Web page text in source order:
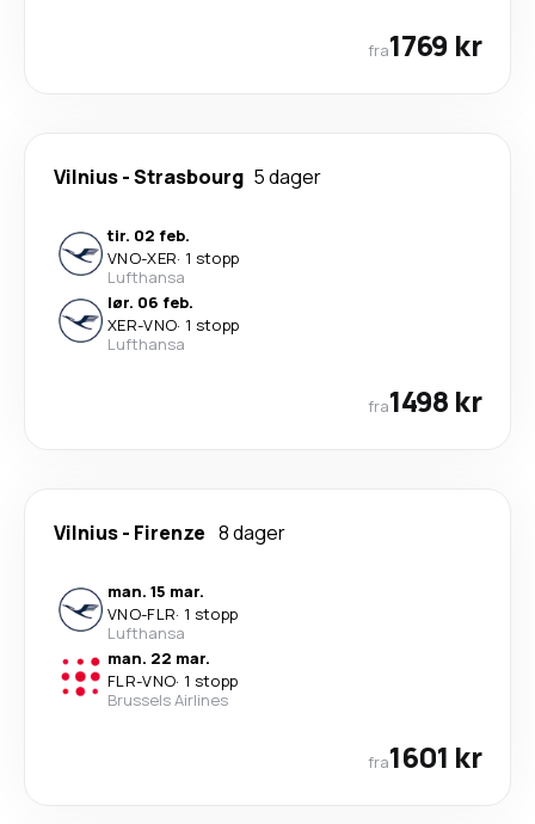
fra1769 kr
Vilnius-Strasbourg 5 dager
tir. 02 feb.
VNO-XER· 1 stopp
Lufthansa
lør. 06 feb.
XER-VNO· 1 stopp
Lufthansa
fra1498 kr
Vilnius- Firenze 8 dager
man. 15 mar.
VNO-FLR· 1 stopp
Lufthansa
man. 22 mar.
FLR-VNO· 1 stopp
Brussels Airlines
fra1601 kr